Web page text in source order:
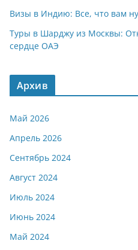
Визы в Индию: Все, что вам
Туры в Шарджу из Москвы:
сердце ОАЭ
Архив
Май 2026
Апрель 2026
Сентябрь 2024
Август 2024
Июль 2024
Июнь 2024
Май 2024